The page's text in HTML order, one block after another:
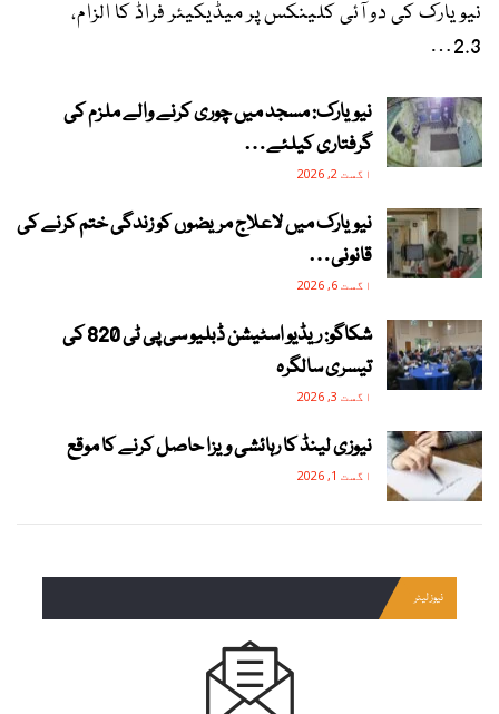
نیویارک کی دو آئی کلینکس پر میڈیکیئر فراڈ کا الزام،
2.3…
نیویارک: مسجد میں چوری کرنے والے ملزم کی
گرفتاری کیلئے…
اگست 2, 2026
نیویارک میں لاعلاج مریضوں کو زندگی ختم کرنے کی
قانونی…
اگست 6, 2026
شکاگو: ریڈیو اسٹیشن ڈبلیو سی پی ٹی 820 کی
تیسری سالگرہ
اگست 3, 2026
نیوزی لینڈ کا رہائشی ویزا حاصل کرنے کا موقع
اگست 1, 2026
نیوز لیٹر